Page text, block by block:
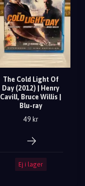
The Cold Light Of
Day (2012) | Henry
Cavill, Bruce Willis |
Blu-ray
49 kr
Ej i lager